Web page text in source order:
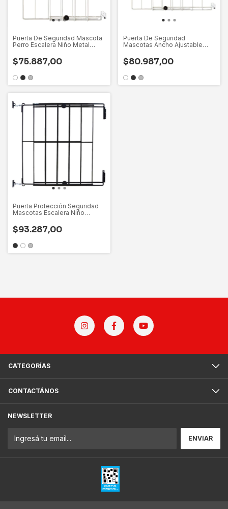
Puerta De Seguridad Mascota
Perro Escalera Niño Metal
$75.887,00
Puerta De Seguridad
Mascotas Ancho Ajustable
$80.987,00
Puerta Protección Seguridad
Mascotas Escalera Niño
$93.287,00
CATEGORÍAS
CONTACTÁNOS
NEWSLETTER